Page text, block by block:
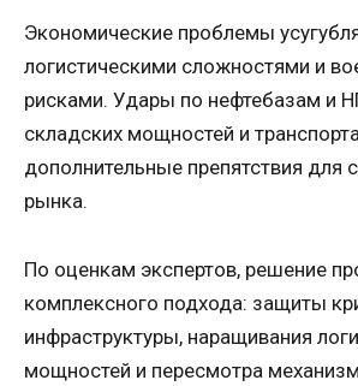
Экономические проблемы
логистическими сложностями и
рисками. Удары по нефтебазам и
складских мощностей и
дополнительные препятствия для
рынка.
По оценкам экспертов, решение
комплексного подхода: защиты
инфраструктуры, наращивания
мощностей и пересмотра